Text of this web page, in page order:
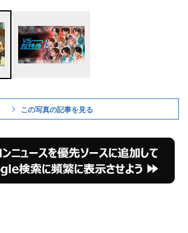
この写真の記事を見る